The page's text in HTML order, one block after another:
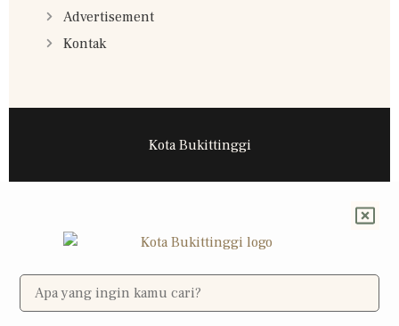
Advertisement
Kontak
Kota Bukittinggi